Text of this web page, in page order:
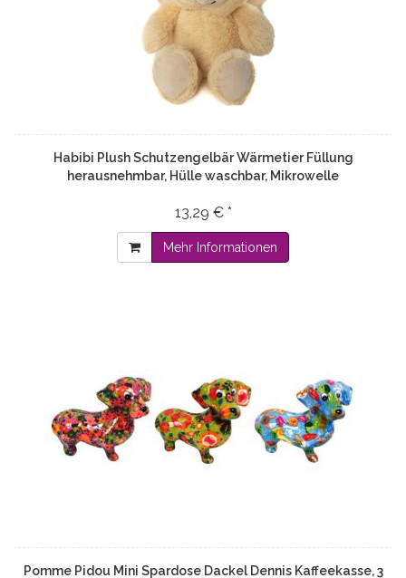
Habibi Plush Schutzengelbär Wärmetier Füllung
herausnehmbar, Hülle waschbar, Mikrowelle
13,29 € *
Mehr Informationen
Pomme Pidou Mini Spardose Dackel Dennis Kaffeekasse, 3